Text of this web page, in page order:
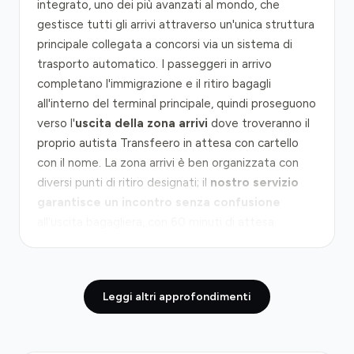
integrato, uno dei più avanzati al mondo, che
gestisce tutti gli arrivi attraverso un'unica struttura
principale collegata a concorsi via un sistema di
trasporto automatico. I passeggeri in arrivo
completano l'immigrazione e il ritiro bagagli
all'interno del terminal principale, quindi proseguono
verso l'uscita della zona arrivi dove troveranno il
proprio autista Transfeero in attesa con cartello
con il nome. La zona arrivi è ben organizzata con
diversi punti di ritiro designati; il nostro servizio
garantisce un incontro senza confusione
Dal terminal al centro di Doha, la distanza è di circa
25 chilometri percorsi principalmente sulla
G-Ring
Leggi altri approfondimenti